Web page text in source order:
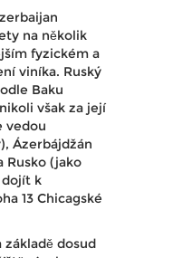
na několik
fyzickém a
viníka. Ruský
Baku
však za její
vedou
Ázerbájdžán
Rusko (jako
dojít k
13 Chicagské
základě dosud